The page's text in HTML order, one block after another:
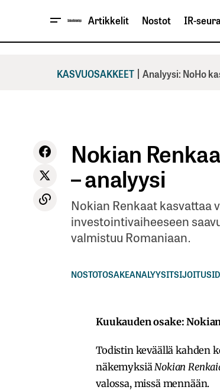
Artikkelit Nostot IR-
KASVUOSAKKEET | Analyysi: NoHo
Nokian
– analyysi
Nokian Renkaat kasvattaa
investointivaiheeseen
valmistuu Romaniaan.
NOSTOTOSAKEANALYYSIT
Kuukauden osake:
Todistin keväällä kahden
näkemyksiä Nokian
valossa, missä mennään.